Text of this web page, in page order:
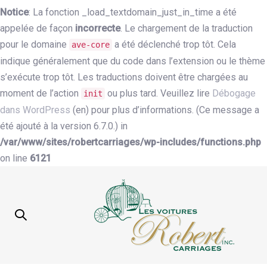
Notice: La fonction _load_textdomain_just_in_time a été
appelée de façon incorrecte. Le chargement de la traduction
pour le domaine
ave-core a été déclenché trop tôt. Cela
indique généralement que du code dans l’extension ou le thème
s’exécute trop tôt. Les traductions doivent être chargées au
moment de l’action
init ou plus tard. Veuillez lire Débogage
dans WordPress (en) pour plus d’informations. (Ce message a
été ajouté à la version 6.7.0.) in
/var/www/sites/robertcarriages/wp-includes/functions.php
on line 6121